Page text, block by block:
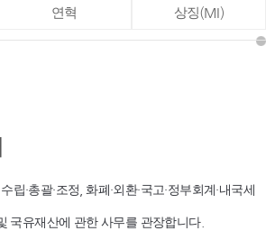
연혁 상징(MI)
·총괄·조정, 화폐·외환·국고·정부회계·내국세
국유재산에 관한 사무를 관장합니다.